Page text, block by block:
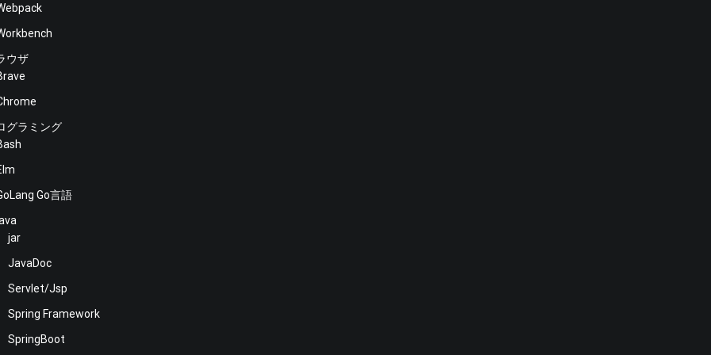
ウザ
グラミング
Go言語
jar
JavaDoc
Servlet/Jsp
Spring Framework
SpringBoot